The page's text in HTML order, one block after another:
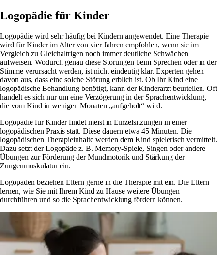
Logopädie für Kinder
Logopädie wird sehr häufig bei Kindern angewendet. Eine Therapie
wird für Kinder im Alter von vier Jahren empfohlen, wenn sie im
Vergleich zu Gleichaltrigen noch immer deutliche Schwächen
aufweisen. Wodurch genau diese Störungen beim Sprechen oder in der
Stimme verursacht werden, ist nicht eindeutig klar. Experten gehen
davon aus, dass eine solche Störung erblich ist. Ob Ihr Kind eine
logopädische Behandlung benötigt, kann der Kinderarzt beurteilen. Oft
handelt es sich nur um eine Verzögerung in der Sprachentwicklung,
die vom Kind in wenigen Monaten „aufgeholt“ wird.
Logopädie für Kinder findet meist in Einzelsitzungen in einer
logopädischen Praxis statt. Diese dauern etwa 45 Minuten. Die
logopädischen Therapieinhalte werden dem Kind spielerisch vermittelt.
Dazu setzt der Logopäde z. B. Memory-Spiele, Singen oder andere
Übungen zur Förderung der Mundmotorik und Stärkung der
Zungenmuskulatur ein.
Logopäden beziehen Eltern gerne in die Therapie mit ein. Die Eltern
lernen, wie Sie mit Ihrem Kind zu Hause weitere Übungen
durchführen und so die Sprachentwicklung fördern können.